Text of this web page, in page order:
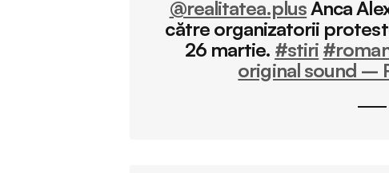
@realitatea.plusAnca
către organizatorii
26 martie. #stiri
original sound –